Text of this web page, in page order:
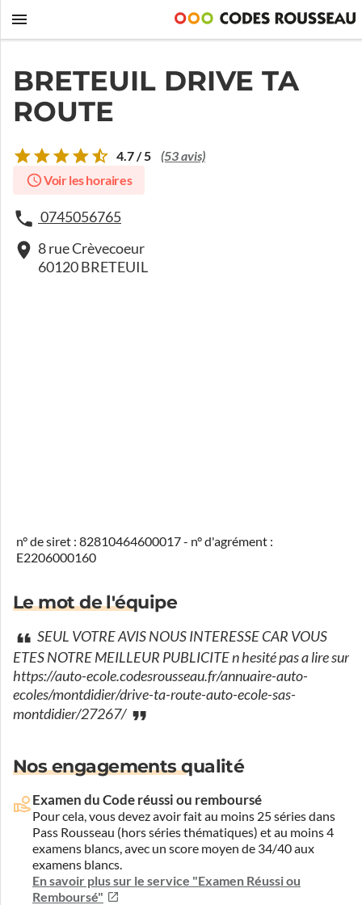
BRETEUIL DRIVE TA
ROUTE
4.7 / 5 (53 avis)
Voir les horaires
0745056765
8 rue Crèvecoeur
60120 BRETEUIL
n° de siret : 82810464600017 - n° d'agrément :
E2206000160
Le mot de l'équipe
SEUL VOTRE AVIS NOUS INTERESSE CAR VOUS
ETES NOTRE MEILLEUR PUBLICITE n hesité pas a lire sur
https://auto-ecole.codesrousseau.fr/annuaire-auto-
ecoles/montdidier/drive-ta-route-auto-ecole-sas-
montdidier/27267/
Nos engagements qualité
Examen du Code réussi ou remboursé
Pour cela, vous devez avoir fait au moins 25 séries dans
Pass Rousseau (hors séries thématiques) et au moins 4
examens blancs, avec un score moyen de 34/40 aux
examens blancs.
En savoir plus sur le service "Examen Réussi ou
Remboursé"